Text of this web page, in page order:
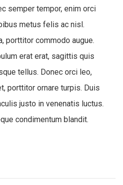
semper tempor, enim orci
metus felis ac nisl.
porttitor commodo augue.
erat erat, sagittis quis
tellus. Donec orci leo,
porttitor ornare turpis. Duis
justo in venenatis luctus.
condimentum blandit.